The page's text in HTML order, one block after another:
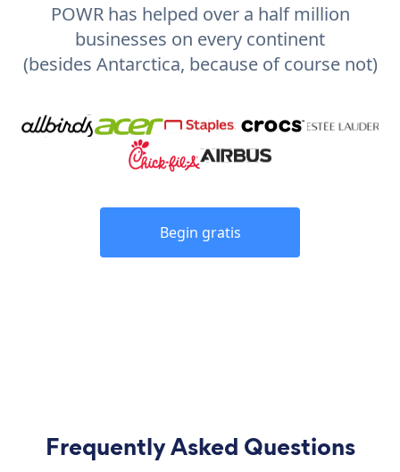
POWR has helped over a half million
businesses on every continent
(besides Antarctica, because of course not)
Begin gratis
Frequently Asked Questions